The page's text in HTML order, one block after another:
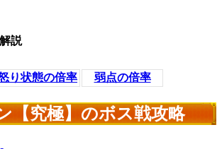
説
り状態の倍率 弱点の倍率
【究極】のボス戦攻略